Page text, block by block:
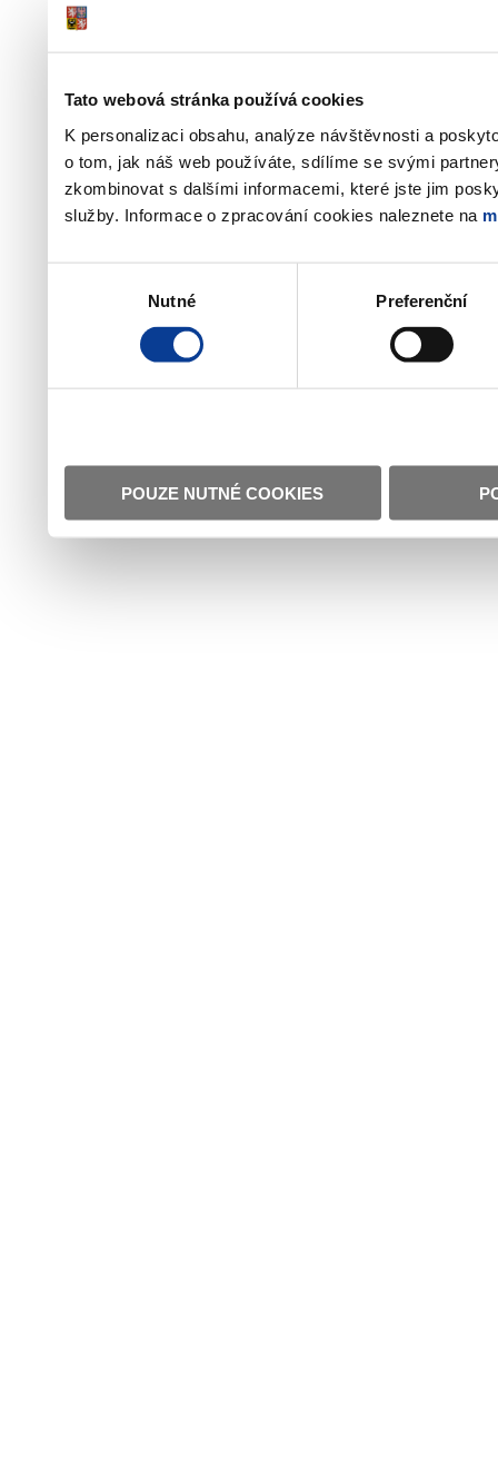
Tato webová stránka používá cookies
K personalizaci obsahu, analýze návštěvnosti a
o tom, jak náš web používáte, sdílíme se svými
zkombinovat s dalšími informacemi, které jste jim
služby. Informace o zpracování cookies naleznete na
Nutné Preferenční
POUZE NUTNÉ COOKIES